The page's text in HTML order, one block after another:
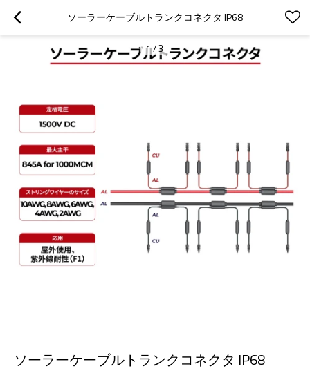
ソーラーケーブルトランクコネクタ IP68
1/3
ソーラーケーブルトランクコネクタ IP68